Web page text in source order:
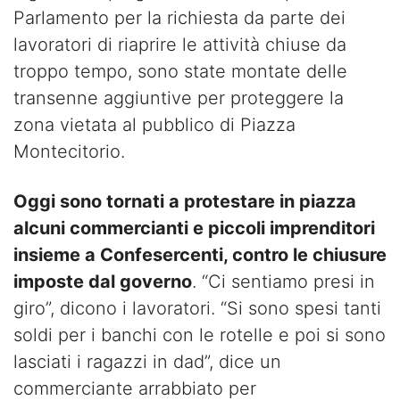
Parlamento per la richiesta da parte dei
lavoratori di riaprire le attività chiuse da
troppo tempo, sono state montate delle
transenne aggiuntive per proteggere la
zona vietata al pubblico di Piazza
Montecitorio.
Oggi sono tornati a protestare in piazza
alcuni commercianti e piccoli imprenditori
insieme a Confesercenti, contro le chiusure
imposte dal governo. “Ci sentiamo presi in
giro”, dicono i lavoratori. “Si sono spesi tanti
soldi per i banchi con le rotelle e poi si sono
lasciati i ragazzi in dad”, dice un
commerciante arrabbiato per